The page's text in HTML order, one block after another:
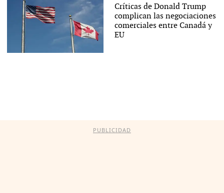
Críticas de Donald Trump
complican las negociaciones
comerciales entre Canadá y
EU
PUBLICIDAD